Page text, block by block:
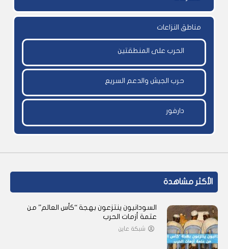
مناطق النزاعات
الحرب على المنطقتين
حرب الجيش والدعم السريع
دارفور
الأكثر مشاهدة
السودانيون ينتزعون بهجة “كأس العالم” من
عتمة أزمات الحرب
شبكة عاين